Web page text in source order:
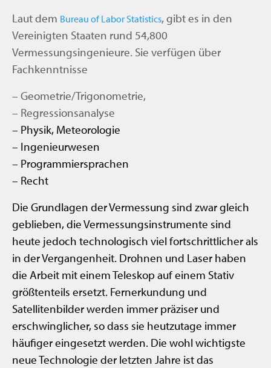
Laut dem Bureau of Labor Statistics, gibt es in den
Vereinigten Staaten rund 54,800
Vermessungsingenieure. Sie verfügen über
Fachkenntnisse
– Geometrie/Trigonometrie,
– Regressionsanalyse
– Physik, Meteorologie
– Ingenieurwesen
– Programmiersprachen
– Recht
Die Grundlagen der Vermessung sind zwar gleich
geblieben, die Vermessungsinstrumente sind
heute jedoch technologisch viel fortschrittlicher als
in der Vergangenheit. Drohnen und Laser haben
die Arbeit mit einem Teleskop auf einem Stativ
größtenteils ersetzt. Fernerkundung und
Satellitenbilder werden immer präziser und
erschwinglicher, so dass sie heutzutage immer
häufiger eingesetzt werden. Die wohl wichtigste
neue Technologie der letzten Jahre ist das